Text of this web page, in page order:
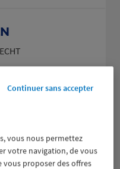
plus
vous nous permettez
votre navigation, de vous
vous proposer des offres
Continuer sans accepter